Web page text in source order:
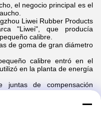
el negocio principal es el
Liwei Rubber Products
"Liwei", que producía
calibre.
de goma de gran diámetro
calibre entró en el
en la planta de energía
juntas de compensación
gran diámetro DN3600.